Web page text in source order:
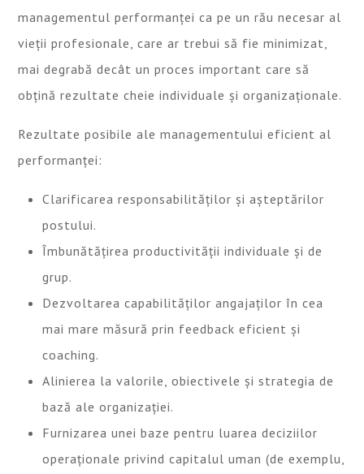
managementul performanței ca pe un rău necesar al
vieții profesionale, care ar trebui să fie minimizat,
mai degrabă decât un proces important care să
obțină rezultate cheie individuale și organizaționale.
Rezultate posibile ale managementului eficient al
performanței:
Clarificarea responsabilităților și așteptărilor
postului.
Îmbunătățirea productivității individuale și de
grup.
Dezvoltarea capabilităților angajaților în cea
mai mare măsură prin feedback eficient și
coaching.
Alinierea la valorile, obiectivele și strategia de
bază ale organizației.
Furnizarea unei baze pentru luarea deciziilor
operaționale privind capitalul uman (de exemplu,